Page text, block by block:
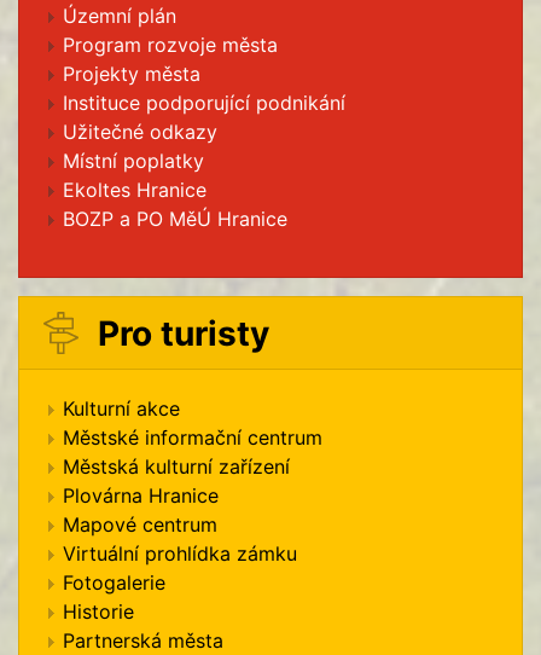
Územní plán
Program rozvoje města
Projekty města
Instituce podporující podnikání
Užitečné odkazy
Místní poplatky
Ekoltes Hranice
BOZP a PO MěÚ Hranice
Pro turisty
Kulturní akce
Městské informační centrum
Městská kulturní zařízení
Plovárna Hranice
Mapové centrum
Virtuální prohlídka zámku
Fotogalerie
Historie
Partnerská města